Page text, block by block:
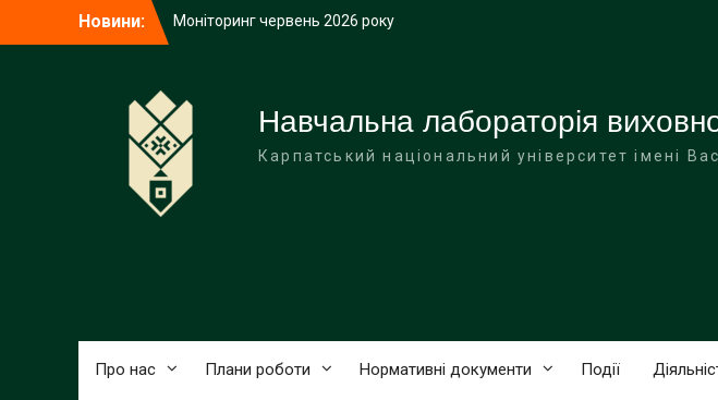
Новини:
Моніторинг червень 2026 року
виховання студентської молоді у червні
2026 року
Червень 2026 року
Навчальна лабораторія
Карпатський національний університет імені
Про нас Плани роботи Нормативні документи Події